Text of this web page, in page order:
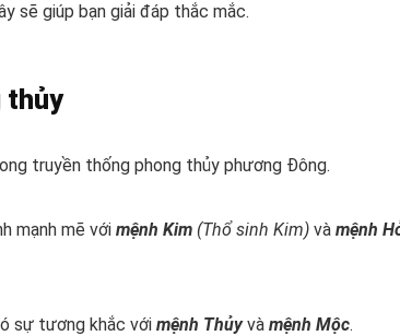
sẽ giúp bạn giải đáp thắc mắc.
thủy
truyền thống phong thủy phương Đông.
mạnh mẽ với mệnh Kim (Thổ sinh Kim) và mệnh
sự tương khắc với mệnh Thủyvà mệnh Mộc.